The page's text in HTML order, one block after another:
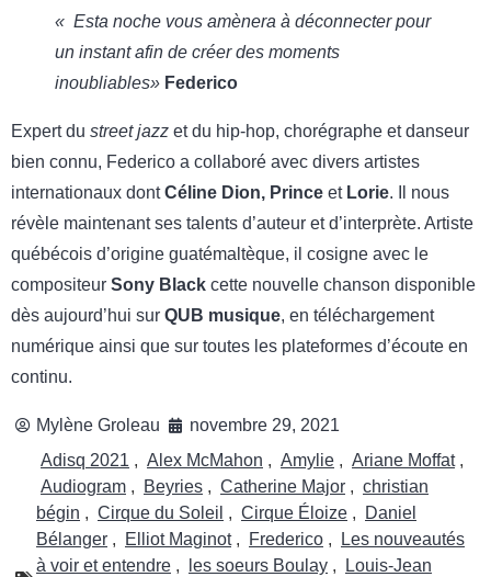
« Esta noche vous amènera à déconnecter pour
un instant afin de créer des moments
inoubliables» Federico
Expert du street jazz et du hip-hop, chorégraphe et danseur
bien connu, Federico a collaboré avec divers artistes
internationaux dontCéline Dion, Prince et Lorie. Il nous
révèle maintenant ses talents d’auteur et d’interprète. Artiste
québécois d’origine guatémaltèque, il cosigne avec le
compositeur Sony Black cette nouvelle chanson disponible
dès aujourd’hui sur QUB musique, en téléchargement
numérique ainsi que sur toutes les plateformes d’écoute en
continu.
Mylène Groleau
novembre 29, 2021
Adisq 2021 , Alex McMahon , Amylie , Ariane Moffat ,
Audiogram , Beyries , Catherine Major , christian
bégin , Cirque du Soleil , Cirque Éloize ,
Daniel
Bélanger , Elliot Maginot , Frederico ,
Les nouveautés
à voir et entendre , les soeurs Boulay ,
Louis-Jean